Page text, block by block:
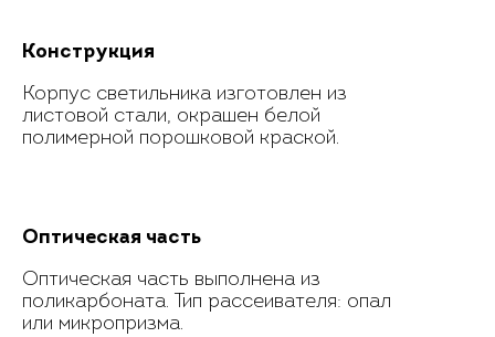
Конструкция
Корпус светильника изготовлен из
листовой стали, окрашен белой
полимерной порошковой краской.
Оптическая часть
Оптическая часть выполнена из
поликарбоната. Тип рассеивателя: опал
или микропризма.